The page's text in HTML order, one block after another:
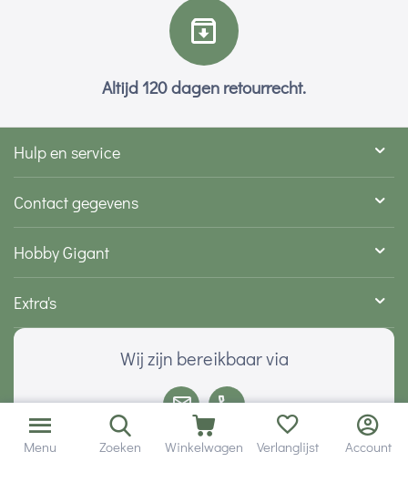
Altijd 120 dagen retourrecht.
Hulp en service
Contact gegevens
Hobby Gigant
Extra's
Wij zijn bereikbaar via
Menu Zoeken Winkelwagen Verlanglijst Account